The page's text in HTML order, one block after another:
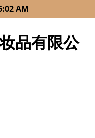
AM
品有限公